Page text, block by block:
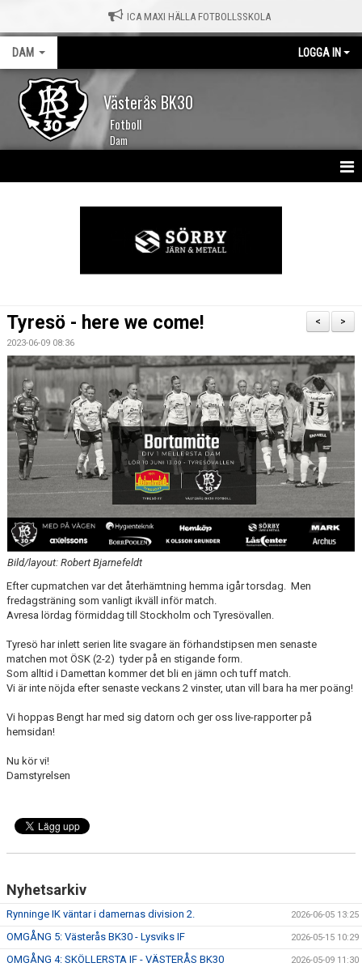
ICA MAXI HÄLLA FOTBOLLSSKOLA
DAM LOGGA IN
Västerås BK30
Fotboll
Dam
MATCHER
KONTAKT
>
<
Tyresö - here we come!
2023-06-09 08:36
Bild/layout: Robert Bjarnefeldt
Efter cupmatchen var det återhämtning hemma igår torsdag. Men
fredagsträning som vanligt ikväll inför match.
Avresa lördag förmiddag till Stockholm och Tyresövallen.
Tyresö har inlett serien lite svagare än förhandstipsen men senaste
matchen mot ÖSK (2-2) tyder på en stigande form.
Som alltid i Damettan kommer det bli en jämn och tuff match.
Vi är inte nöjda efter senaste veckans 2 vinster, utan vill bara ha mer poäng!
Vi hoppas Bengt har med sig datorn och ger oss live-rapporter på
hemsidan!
Nu kör vi!
Damstyrelsen
Nyhetsarkiv
Rynninge IK väntar i damernas division 2. 2026-06-05 13:25
OMGÅNG 5: Västerås BK30 - Lysviks IF 2026-05-15 10:29
OMGÅNG 4: SKÖLLERSTA IF - VÄSTERÅS BK30 2026-05-09 11:30